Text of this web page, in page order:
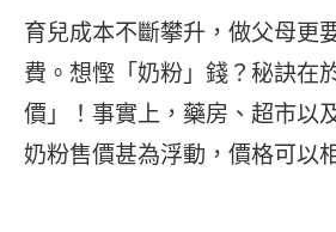
育兒成本不斷攀升，做父母更
費。想慳「奶粉」錢？秘訣在
價」！事實上，藥房、超市以
奶粉售價甚為浮動，價格可以